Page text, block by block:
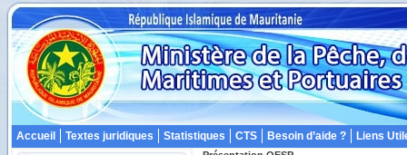
Accueil Textes juridiques Statistiques CTS Besoin d’aide ? Liens